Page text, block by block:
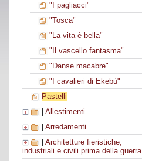
"I pagliacci"
"Tosca"
"La vita è bella"
"Il vascello fantasma"
"Danse macabre"
"I cavalieri di Ekebù"
Pastelli
Allestimenti
Arredamenti
Architetture fieristiche,
industriali e civili prima della guerra